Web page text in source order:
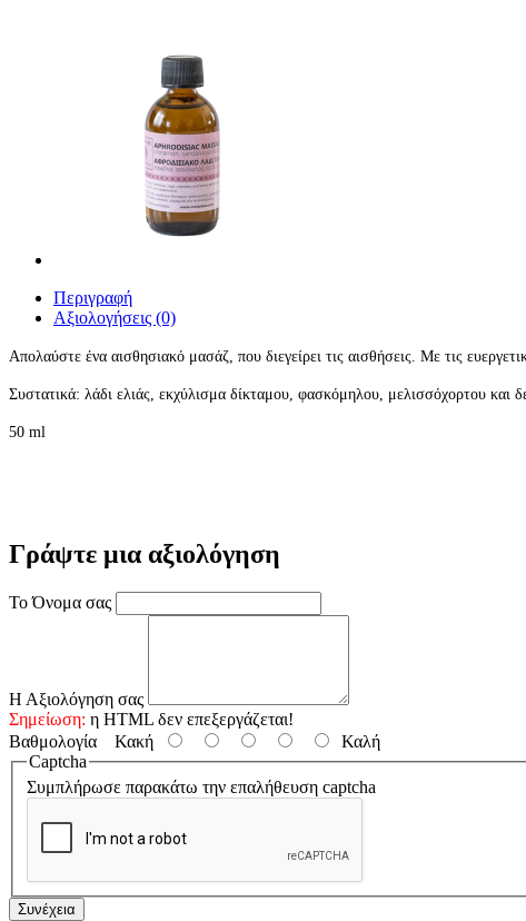
Περιγραφή
Αξιολογήσεις (0)
Απολαύστε ένα αισθησιακό μασάζ, που διεγείρει τις αισθήσεις. Με τις
Συστατικά: λάδι ελιάς, εκχύλισμα δίκταμου, φασκόμηλου, μελισσόχορτου και
50 ml
Γράψτε μια αξιολόγηση
Το Όνομα σας
Η Αξιολόγηση σας
Σημείωση: η HTML δεν επεξεργάζεται!
Βαθμολογία Κακή
Καλή
Captcha
Συμπλήρωσε παρακάτω την επαλήθευση captcha
Συνέχεια